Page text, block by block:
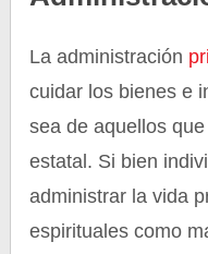
La administración
cuidar los bienes e
sea de aquellos
estatal. Si bien
administrar la vida
espirituales como